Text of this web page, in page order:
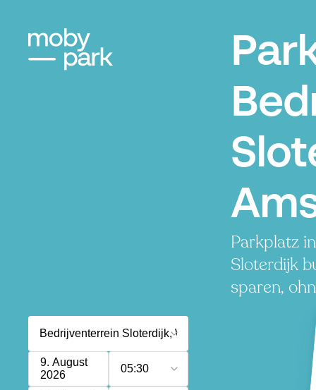
Parkplatz
Sloterdijk
sparen,
9. August
2026
05:30